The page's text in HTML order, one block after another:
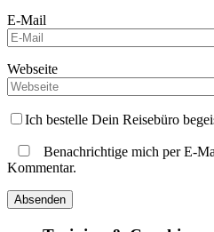
E-Mail
Webseite
Ich bestelle Dein Reisebüro
Benachrichtige mich per E-
Kommentar.